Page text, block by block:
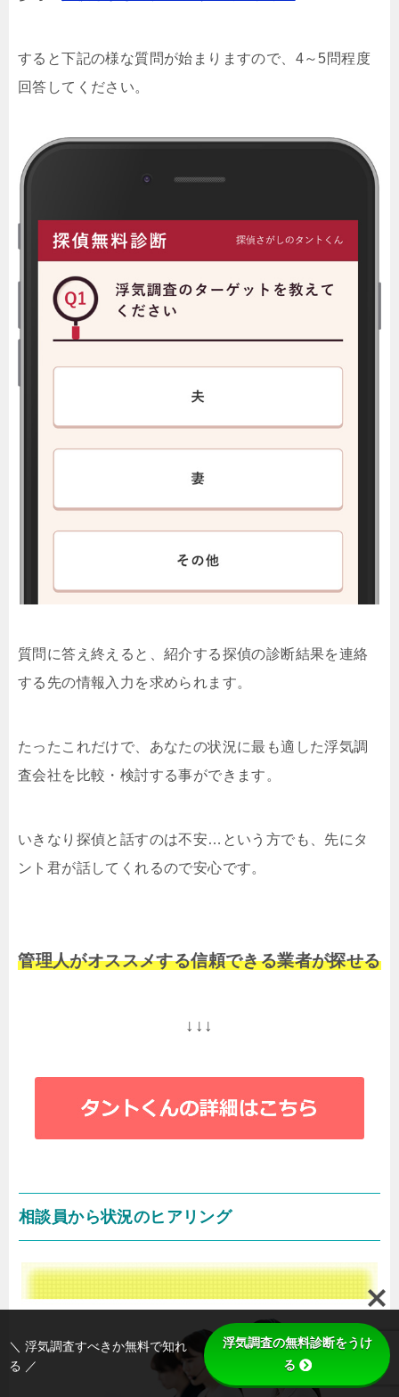
すると下記の様な質問が始まりますので、4～5問程度
回答してください。
質問に答え終えると、紹介する探偵の診断結果を連絡
する先の情報入力を求められます。
たったこれだけで、あなたの状況に最も適した浮気調
査会社を比較・検討する事ができます。
いきなり探偵と話すのは不安…という方でも、先にタ
ント君が話してくれるので安心です。
管理人がオススメする信頼できる業者が探せる
↓↓↓
相談員から状況のヒアリング
＼ 浮気調査すべきか無料で知れ
る ／
浮気調査の無料診断をうけ
る